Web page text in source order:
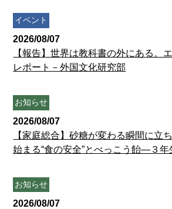
イベント
2026/08/07
【報告】世界は教科書の外にある。
レポート－外国文化研究部
お知らせ
2026/08/07
【家庭総合】砂糖が変わる瞬間に
始まる“食の安全”とべっこう飴―３年
お知らせ
2026/08/07